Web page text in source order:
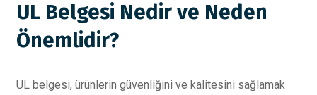
UL Belgesi Nedir ve Neden
Önemlidir?
UL belgesi, ürünlerin güvenliğini ve kalitesini sağlamak